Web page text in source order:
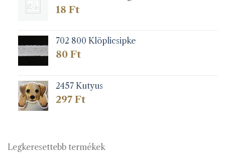
18 Ft
702 800 Klöplicsipke
80 Ft
2457 Kutyus
297 Ft
Legkeresettebb termékek